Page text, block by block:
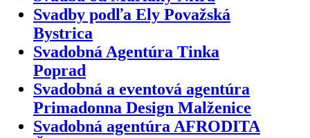
Svadby podľa Ely Považská
Bystrica
Svadobná Agentúra Tinka
Poprad
Svadobná a eventová agentúra
Primadonna Design Malženice
Svadobná agentúra AFRODITA